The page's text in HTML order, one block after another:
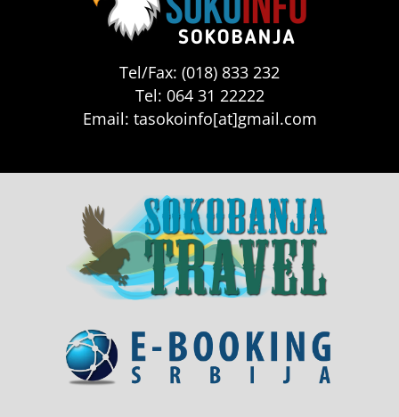
Tel/Fax: (018) 833 232
Tel: 064 31 22222
Email: tasokoinfo[at]gmail.com